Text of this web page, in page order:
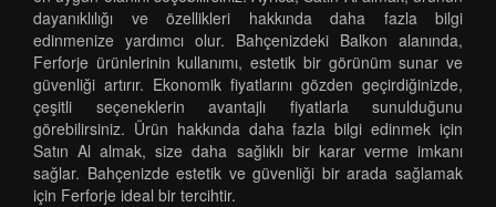
dayanıklılığı ve özellikleri hakkında daha fazla bilgi
edinmenize yardımcı olur. Bahçenizdeki Balkon alanında,
Ferforje ürünlerinin kullanımı, estetik bir görünüm sunar ve
güvenliği artırır. Ekonomik fiyatlarını gözden geçirdiğinizde,
çeşitli seçeneklerin avantajlı fiyatlarla sunulduğunu
görebilirsiniz. Ürün hakkında daha fazla bilgi edinmek için
Satın Al almak, size daha sağlıklı bir karar verme imkanı
sağlar. Bahçenizde estetik ve güvenliği bir arada sağlamak
için Ferforje ideal bir tercihtir.